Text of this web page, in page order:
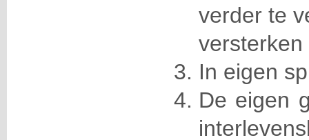
verder te
versterken
In eigen
De eigen